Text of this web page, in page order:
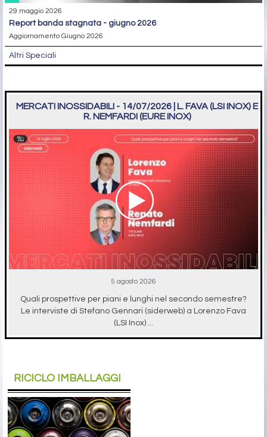
29 maggio 2026
report banda stagnata - giugno 2026
Aggiornamento Giugno 2026
Altri Speciali
MERCATI INOSSIDABILI - 14/07/2026 | L. FAVA (LSI INOX) E
R. NEMFARDI (EURE INOX)
5 agosto 2026
Quali prospettive per piani e lunghi nel secondo semestre?
Le interviste di Stefano Gennari (siderweb) a Lorenzo Fava
(LSI Inox) ...
RICICLO IMBALLAGGI